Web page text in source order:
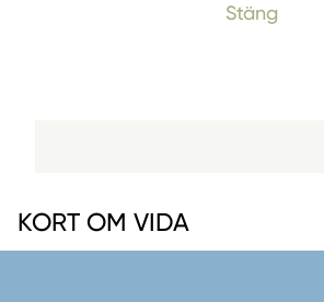
Stäng
KORT OM VIDA